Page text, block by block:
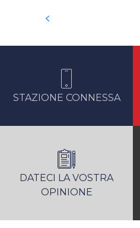
STAZIONE CONNESSA
DATECI LA VOSTRA
OPINIONE